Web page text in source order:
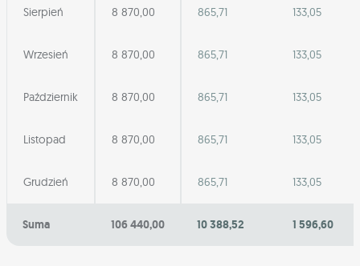
Sierpień 8 870,00 865,71 133,05
Wrzesień 8 870,00 865,71 133,05
Październik 8 870,00 865,71 133,05
Listopad 8 870,00 865,71 133,05
Grudzień 8 870,00 865,71 133,05
Suma 106 440,00 10 388,52 1 596,60